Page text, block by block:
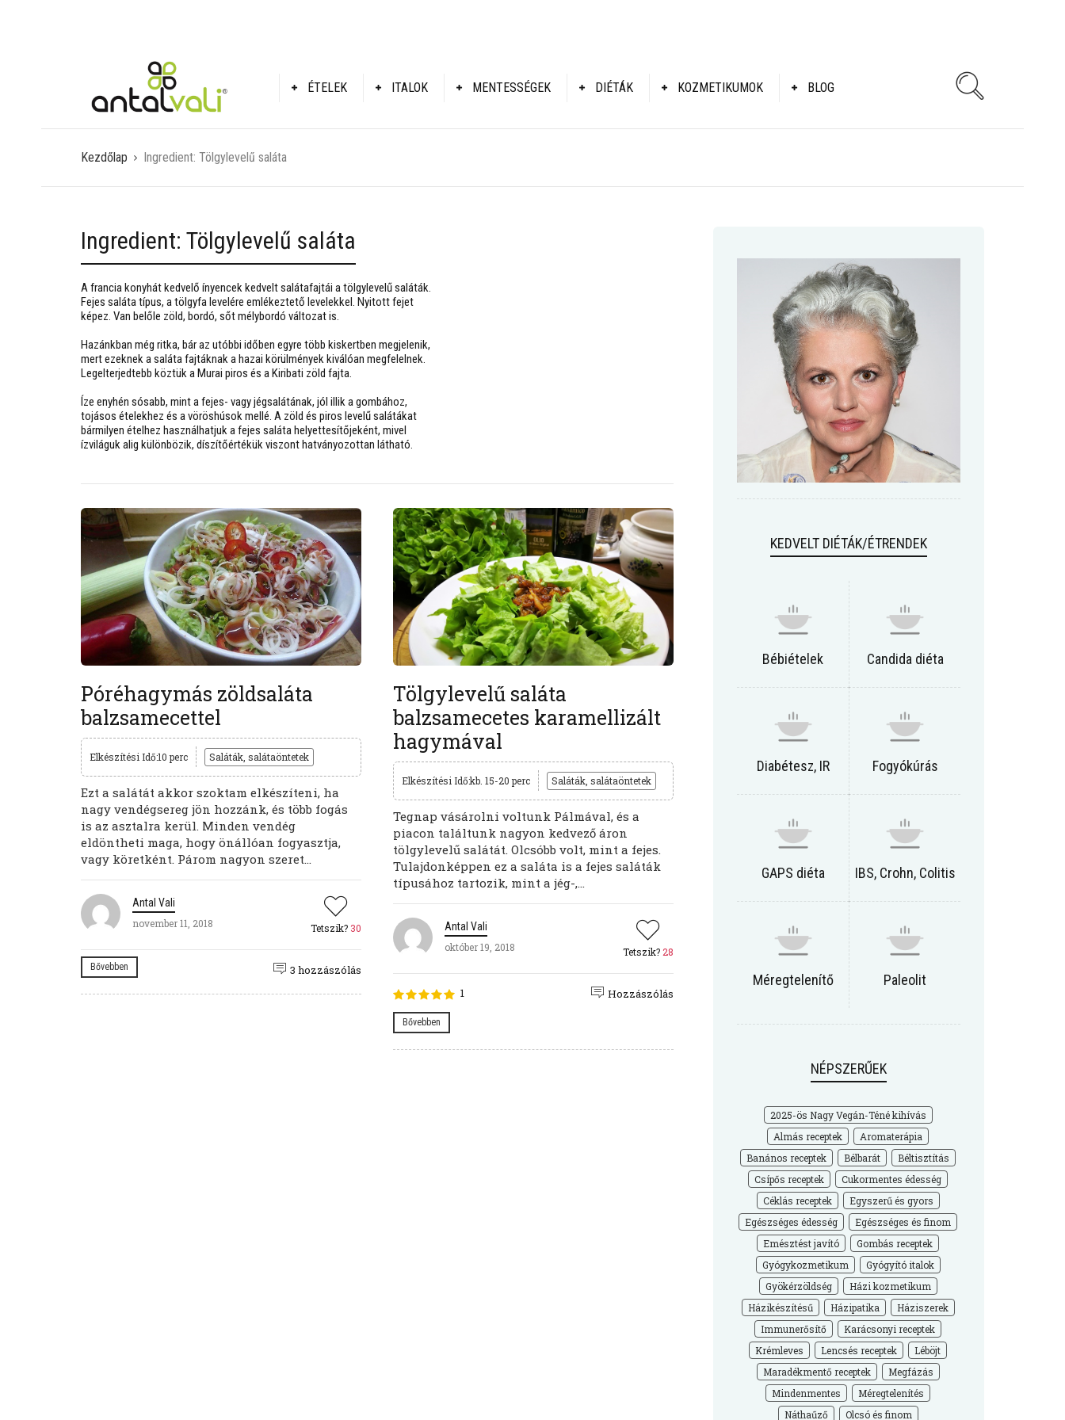
ÉTELEK ITALOK MENTESSÉGEK DIÉTÁK KOZMETIKUMOK BLOG
Kezdőlap Ingredient: Tölgylevelű saláta
Ingredient: Tölgylevelű saláta
A francia konyhát kedvelő ínyencek kedvelt salátafajtái a tölgylevelű saláták.
Fejes saláta típus, a tölgyfa levelére emlékeztető levelekkel. Nyitott fejet
képez. Van belőle zöld, bordó, sőt mélybordó változat is.
Hazánkban még ritka, bár az utóbbi időben egyre több kiskertben megjelenik,
mert ezeknek a saláta fajtáknak a hazai körülmények kiválóan megfelelnek.
Legelterjedtebb köztük a Murai piros és a Kiribati zöld fajta.
Íze enyhén sósabb, mint a fejes- vagy jégsalátának, jól illik a gombához,
tojásos ételekhez és a vöröshúsok mellé. A zöld és piros levelű salátákat
bármilyen ételhez használhatjuk a fejes saláta helyettesítőjeként, mivel
ízviláguk alig különbözik, díszítőértékük viszont hatványozottan látható.
Póréhagymás zöldsaláta
balzsamecettel
Elkészítési Idő:10 perc Saláták, salátaöntetek
Ezt a salátát akkor szoktam elkészíteni, ha
nagy vendégsereg jön hozzánk, és több fogás
is az asztalra kerül. Minden vendég
eldöntheti maga, hogy önállóan fogyasztja,
vagy köretként. Párom nagyon szeret...
Antal Vali
november 11, 2018
Tetszik? 30
Bővebben 3 hozzászólás
Tölgylevelű saláta
balzsamecetes karamellizált
hagymával
Elkészítési Idő:kb. 15-20 perc Saláták, salátaöntetek
Tegnap vásárolni voltunk Pálmával, és a
piacon találtunk nagyon kedvező áron
tölgylevelű salátát. Olcsóbb volt, mint a fejes.
Tulajdonképpen ez a saláta is a fejes saláták
típusához tartozik, mint a jég-,...
Antal Vali
október 19, 2018
Tetszik?28
1
Bővebben
Hozzászólás
KEDVELT DIÉTÁK/ÉTRENDEK
Bébiételek Candida diéta
Diabétesz, IR Fogyókúrás
GAPS diéta IBS, Crohn, Colitis
Méregtelenítő Paleolit
NÉPSZERŰEK
2025-ös Nagy Vegán-Téné kihívás
Almás receptek
Aromaterápia
Banános receptek
Bélbarát
Béltisztítás
Csípős receptek
Cukormentes édesség
Céklás receptek
Egyszerű és gyors
Egészséges édesség
Egészséges és finom
Emésztést javító
Gombás receptek
Gyógykozmetikum
Gyógyító italok
Gyökérzöldség
Házi kozmetikum
Házikészítésű
Házipatika
Háziszerek
Immunerősítő
Karácsonyi receptek
Krémleves
Lencsés receptek
Léböjt
Maradékmentő receptek
Megfázás
Mindenmentes
Méregtelenítés
Náthaűző
Olcsó és finom